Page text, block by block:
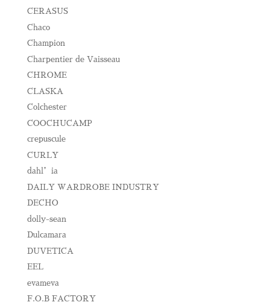
CERASUS
Chaco
Champion
Charpentier de Vaisseau
CHROME
CLASKA
Colchester
COOCHUCAMP
crepuscule
CURLY
dahl’ia
DAILY WARDROBE INDUSTRY
DECHO
dolly-sean
Dulcamara
DUVETICA
EEL
evameva
F.O.B FACTORY